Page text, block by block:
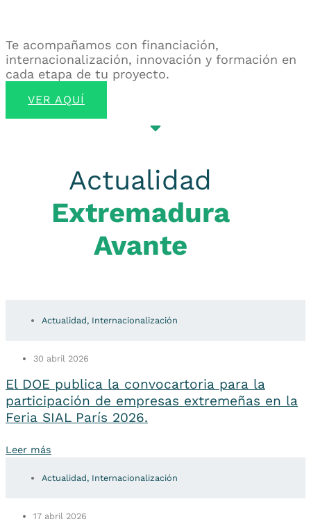
Te acompañamos con financiación,
internacionalización, innovación y formación en
cada etapa de tu proyecto.
VER AQUÍ
Actualidad
Extremadura
Avante
Actualidad, Internacionalización
30 abril 2026
El DOE publica la convocartoria para la
participación de empresas extremeñas en la
Feria SIAL París 2026.
Leer más
Actualidad, Internacionalización
17 abril 2026